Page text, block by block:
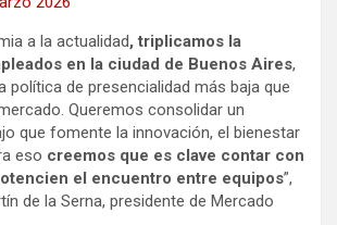
a la actualidad, triplicamos la
en la ciudad de Buenos Aires,
política de presencialidad más baja que
Queremos consolidar un
que fomente la innovación, el bienestar
eso creemos que es clave contar con
el encuentro entre equipos”,
de la Serna, presidente de Mercado